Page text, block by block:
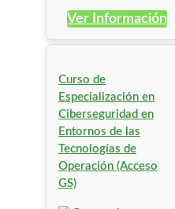
Ver Información
Curso de
Especialización en
Ciberseguridad en
Entornos de las
Tecnologías de
Operación (Acceso
GS)